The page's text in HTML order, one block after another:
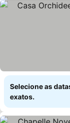
Selecione as
exatos.